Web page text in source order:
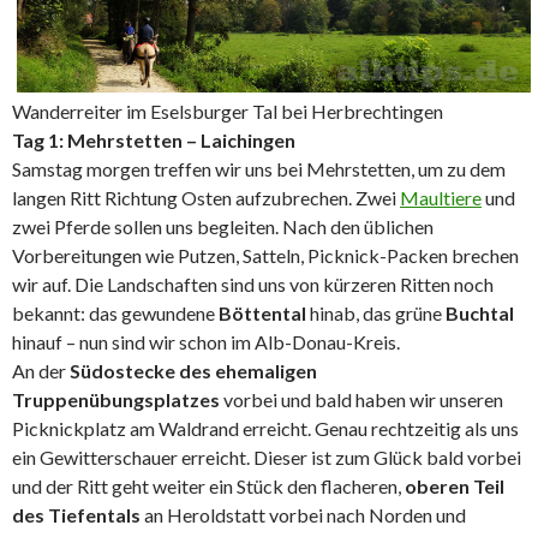
Wanderreiter im Eselsburger Tal bei Herbrechtingen
Tag 1: Mehrstetten – Laichingen
Samstag morgen treffen wir uns bei Mehrstetten, um zu dem
langen Ritt Richtung Osten aufzubrechen. Zwei Maultiereund
zwei Pferde sollen uns begleiten. Nach den üblichen
Vorbereitungen wie Putzen, Satteln, Picknick-Packen brechen
wir auf. Die Landschaften sind uns von kürzeren Ritten noch
bekannt: das gewundene Böttental hinab, das grüne Buchtal
hinauf – nun sind wir schon im Alb-Donau-Kreis.
An derSüdostecke des ehemaligen
Truppenübungsplatzes vorbei und bald haben wir unseren
Picknickplatz am Waldrand erreicht. Genau rechtzeitig als uns
ein Gewitterschauer erreicht. Dieser ist zum Glück bald vorbei
und der Ritt geht weiter ein Stück den flacheren, oberen Teil
des Tiefentals an Heroldstatt vorbei nach Norden und